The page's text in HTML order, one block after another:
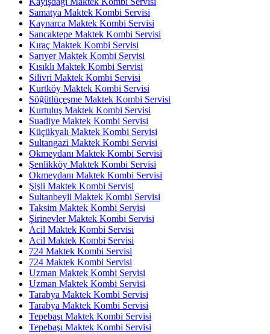
Samatya Maktek Kombi Servisi
Kaynarca Maktek Kombi Servisi
Sancaktepe Maktek Kombi Servisi
Kıraç Maktek Kombi Servisi
Sarıyer Maktek Kombi Servisi
Kısıklı Maktek Kombi Servisi
Silivri Maktek Kombi Servisi
Kurtköy Maktek Kombi Servisi
Söğütlüçeşme Maktek Kombi Servisi
Kurtuluş Maktek Kombi Servisi
Suadiye Maktek Kombi Servisi
Küçükyalı Maktek Kombi Servisi
Sultangazi Maktek Kombi Servisi
Okmeydanı Maktek Kombi Servisi
Şenlikköy Maktek Kombi Servisi
Okmeydanı Maktek Kombi Servisi
Şişli Maktek Kombi Servisi
Sultanbeyli Maktek Kombi Servisi
Taksim Maktek Kombi Servisi
Şirinevler Maktek Kombi Servisi
Acil Maktek Kombi Servisi
Acil Maktek Kombi Servisi
724 Maktek Kombi Servisi
724 Maktek Kombi Servisi
Uzman Maktek Kombi Servisi
Uzman Maktek Kombi Servisi
Tarabya Maktek Kombi Servisi
Tarabya Maktek Kombi Servisi
Tepebaşı Maktek Kombi Servisi
Tepebaşı Maktek Kombi Servisi